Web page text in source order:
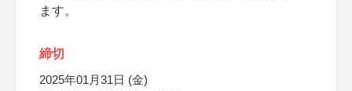
ます。
締切
2025年01月31日 (金)